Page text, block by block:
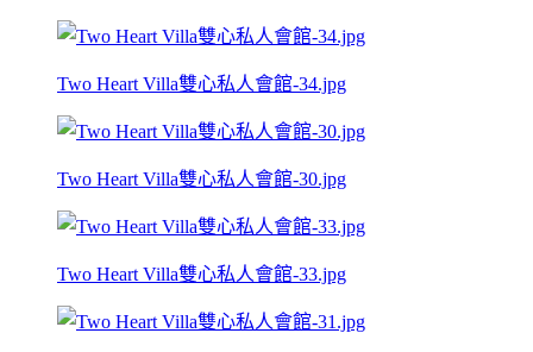
Two Heart Villa雙心私人會館-34.jpg
Two Heart Villa雙心私人會館-30.jpg
Two Heart Villa雙心私人會館-33.jpg